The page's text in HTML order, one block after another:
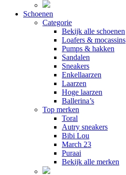
Schoenen
Categorie
Bekijk alle schoenen
Loafers & mocassins
Pumps & hakken
Sandalen
Sneakers
Enkellaarzen
Laarzen
Hoge laarzen
Ballerina’s
Top merken
Toral
Autry sneakers
Bibi Lou
March 23
Puraai
Bekijk alle merken